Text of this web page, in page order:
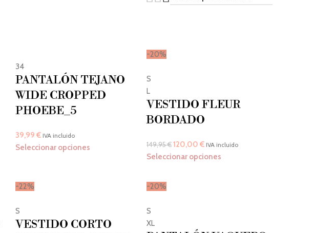
34
PANTALÓN TEJANO
WIDE CROPPED
PHOEBE_5
39,99€ IVA incluido
Seleccionar opciones
-20%
S
L
VESTIDO FLEUR
BORDADO
149,95€120,00€ IVA incluido
Seleccionar opciones
-22%
S
VESTIDO CORTO
-20%
S
XL